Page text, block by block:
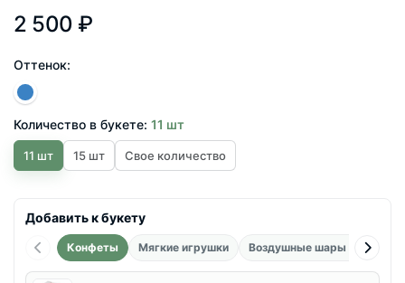
2 500 ₽
Оттенок:
Количество в букете: 11 шт
11 шт 15 шт Свое количество
Добавить к букету
Конфеты Мягкие игрушки Воздушные шары